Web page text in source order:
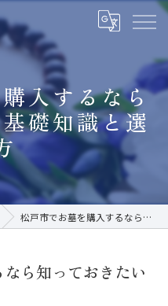
入するなら
礎知識と選
松戸市でお墓を購入するなら知っておきたい基礎知識と選び方
ら知っておきたい